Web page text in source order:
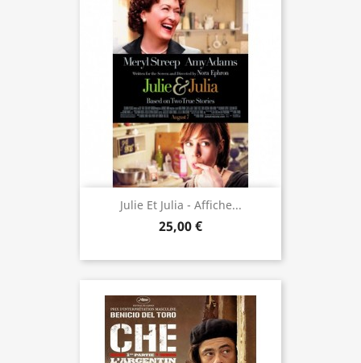
Julie Et Julia - Affiche...
25,00 €